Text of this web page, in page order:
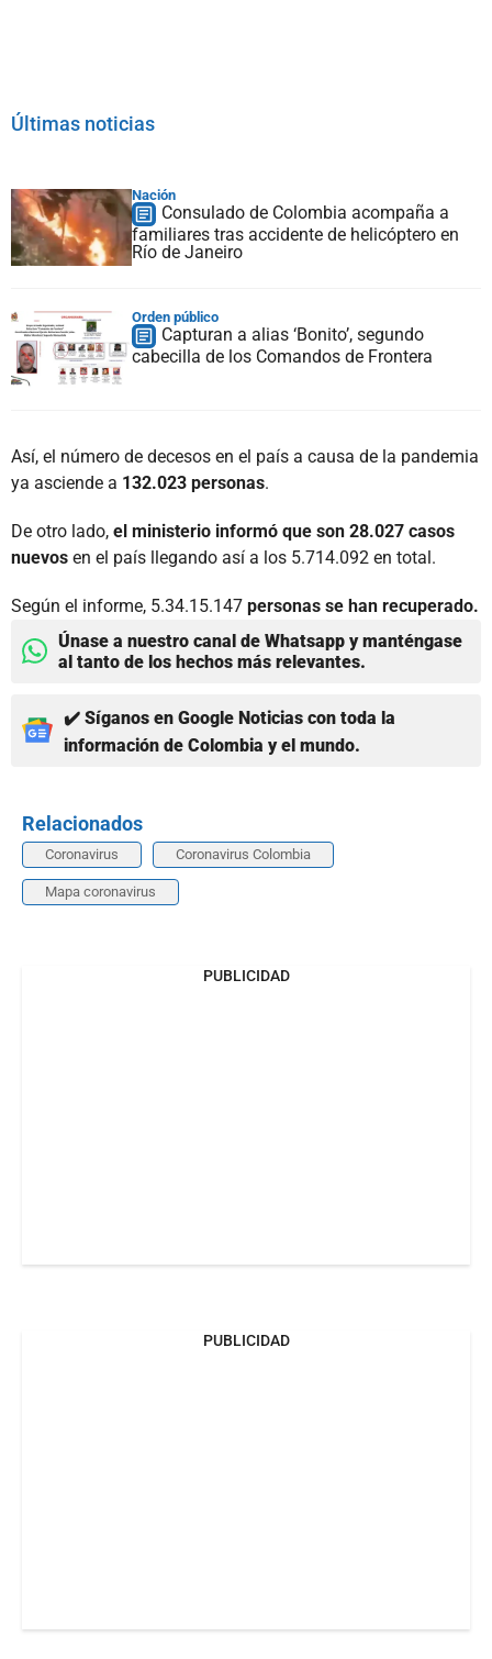
Últimas noticias
Nación
Consulado de Colombia acompaña a
familiares tras accidente de helicóptero en
Río de Janeiro
Orden público
Capturan a alias ‘Bonito’, segundo
cabecilla de los Comandos de Frontera
Así, el número de decesos en el país a causa de la pandemia
ya asciende a 132.023 personas.
De otro lado, el ministerio informó que son 28.027 casos
nuevos en el país llegando así a los 5.714.092 en total.
Según el informe, 5.34.15.147 personas se han recuperado.
Únase a nuestro canal de Whatsapp y manténgase
al tanto de los hechos más relevantes.
✔️ Síganos en Google Noticias con toda la
información de Colombia y el mundo.
Relacionados
Coronavirus Coronavirus Colombia
Mapa coronavirus
PUBLICIDAD
PUBLICIDAD